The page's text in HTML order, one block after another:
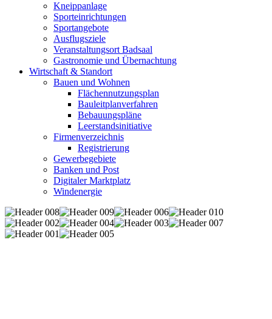
Kneippanlage
Sporteinrichtungen
Sportangebote
Ausflugsziele
Veranstaltungsort Badsaal
Gastronomie und Übernachtung
Wirtschaft & Standort
Bauen und Wohnen
Flächennutzungsplan
Bauleitplanverfahren
Bebauungspläne
Leerstandsinitiative
Firmenverzeichnis
Registrierung
Gewerbegebiete
Banken und Post
Digitaler Marktplatz
Windenergie